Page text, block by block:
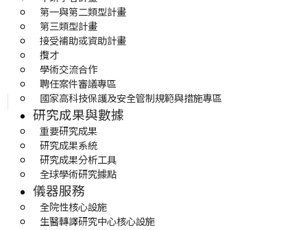
第一與第二類型計畫
第三類型計畫
接受補助或資助計畫
攬才
學術交流合作
聘任案件審議專區
國家高科技保護及安全管制規範與措施專區
研究成果與數據
重要研究成果
研究成果系統
研究成果分析工具
全球學術研究據點
儀器服務
全院性核心設施
生醫轉譯研究中心核心設施